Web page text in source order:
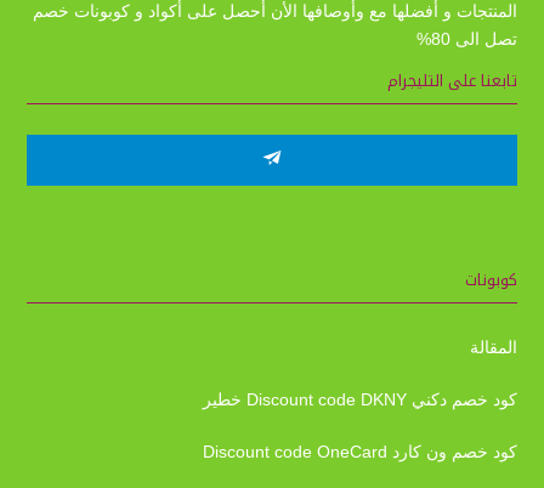
المنتجات و أفضلها مع وأوصافها الأن أحصل على أكواد و كوبونات خصم
تصل الى 80%
تابعنا على التليجرام
كوبونات
المقالة
كود خصم دكني Discount code DKNY خطير
كود خصم ون كارد Discount code OneCard